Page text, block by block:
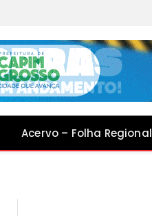
Acervo – Folha Regional